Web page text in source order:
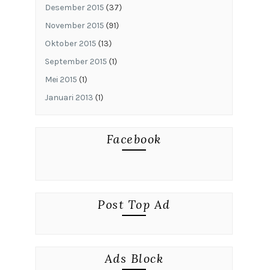
Desember 2015 (37)
November 2015 (91)
Oktober 2015 (13)
September 2015 (1)
Mei 2015 (1)
Januari 2013 (1)
Facebook
Post Top Ad
Ads Block